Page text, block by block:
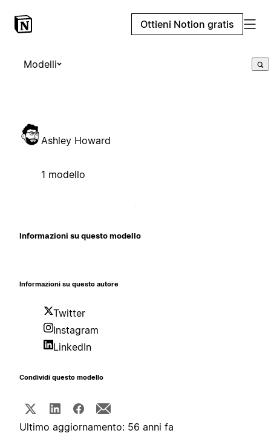
Ottieni Notion gratis
Modelli
Ashley Howard
1 modello
Informazioni su questo modello
Informazioni su questo autore
Twitter
Instagram
LinkedIn
Condividi questo modello
Ultimo aggiornamento: 56 anni fa